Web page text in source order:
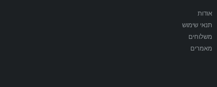
אודות
תנאי שימוש
משלוחים
מאמרים